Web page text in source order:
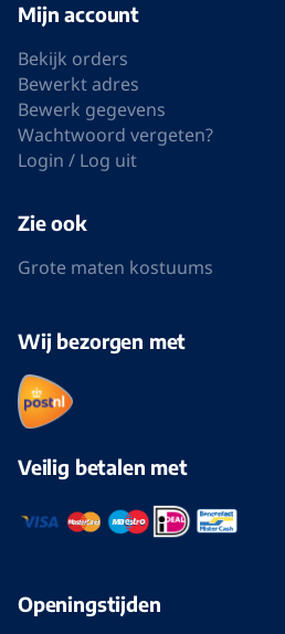
Mijn account
Bekijk orders
Bewerkt adres
Bewerk gegevens
Wachtwoord vergeten?
Login / Log uit
Zie ook
Grote maten kostuums
Wij bezorgen met
Veilig betalen met
Openingstijden